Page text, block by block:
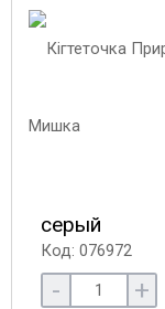
серый
Код: 076972
- +